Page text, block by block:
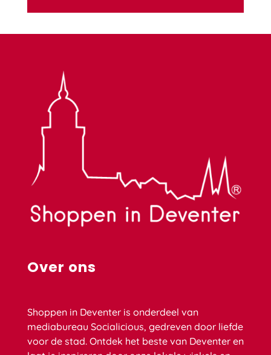
Over ons
Shoppen in Deventer is onderdeel van
mediabureau Socialicious, gedreven door liefde
voor de stad. Ontdek het beste van Deventer en